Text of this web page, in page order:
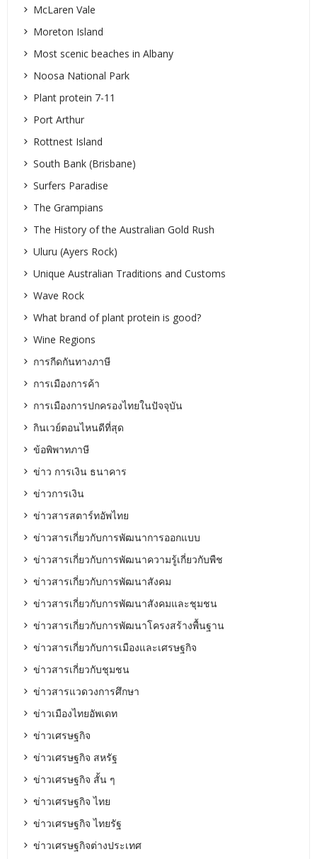
McLaren Vale
Moreton Island
Most scenic beaches in Albany
Noosa National Park
Plant protein 7-11
Port Arthur
Rottnest Island
South Bank (Brisbane)
Surfers Paradise
The Grampians
The History of the Australian Gold Rush
Uluru (Ayers Rock)
Unique Australian Traditions and Customs
Wave Rock
What brand of plant protein is good?
Wine Regions
การกีดกันทางภาษี
การเมืองการค้า
การเมืองการปกครองไทยในปัจจุบัน
กินเวย์ตอนไหนดีที่สุด
ข้อพิพาทภาษี
ข่าว การเงิน ธนาคาร
ข่าวการเงิน
ข่าวสารสตาร์ทอัพไทย
ข่าวสารเกี่ยวกับการพัฒนาการออกแบบ
ข่าวสารเกี่ยวกับการพัฒนาความรู้เกี่ยวกับพืช
ข่าวสารเกี่ยวกับการพัฒนาสังคม
ข่าวสารเกี่ยวกับการพัฒนาสังคมและชุมชน
ข่าวสารเกี่ยวกับการพัฒนาโครงสร้างพื้นฐาน
ข่าวสารเกี่ยวกับการเมืองและเศรษฐกิจ
ข่าวสารเกี่ยวกับชุมชน
ข่าวสารแวดวงการศึกษา
ข่าวเมืองไทยอัพเดท
ข่าวเศรษฐกิจ
ข่าวเศรษฐกิจ สหรัฐ
ข่าวเศรษฐกิจ สั้น ๆ
ข่าวเศรษฐกิจ ไทย
ข่าวเศรษฐกิจ ไทยรัฐ
ข่าวเศรษฐกิจต่างประเทศ